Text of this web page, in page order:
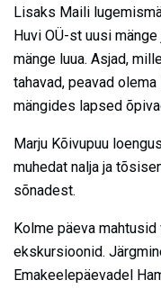
Lisaks Maili
Huvi OÜ-st uusi
mänge luua. Asjad,
tahavad, peavad
mängides lapsed
Marju Kõivupuu
muhedat nalja ja
sõnadest.
Kolme päeva
ekskursioonid.
Emakeelepäevadel